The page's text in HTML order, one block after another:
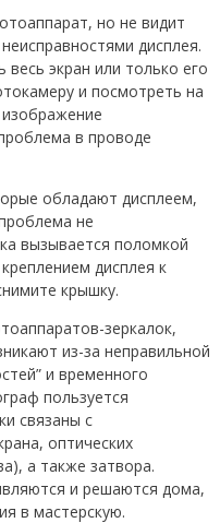
но не видит
дисплея.
экран или только его
и посмотреть на
в проводе
обладают дисплеем,
не
вызывается поломкой
дисплея к
крышку.
зеркалок,
из-за неправильной
и временного
пользуется
связаны с
оптических
а также затвора.
и решаются дома,
в мастерскую.